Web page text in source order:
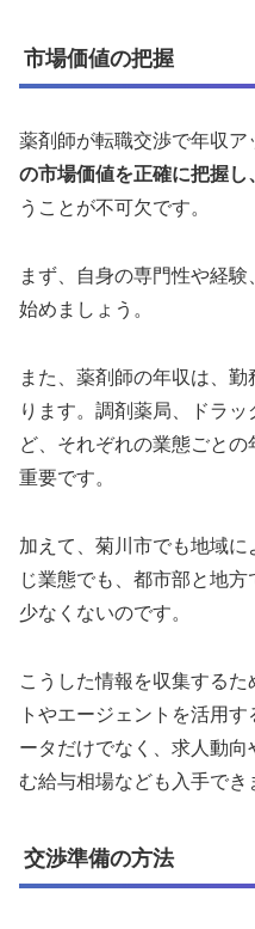
市場価値の把握
薬剤師が転職交渉で年収ア
の市場価値を正確に把握
うことが不可欠です。
まず、自身の専門性や経
始めましょう。
また、薬剤師の年収は、
ります。調剤薬局、ドラ
ど、それぞれの業態ごと
重要です。
加えて、菊川市でも地域
じ業態でも、都市部と地
少なくないのです。
こうした情報を収集する
トやエージェントを活用
ータだけでなく、求人動
む給与相場なども入手でき
交渉準備の方法